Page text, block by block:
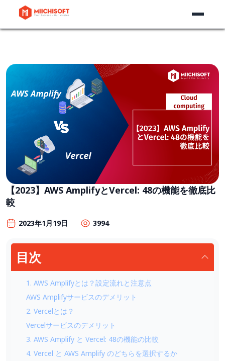
【2023】AWS AmplifyとVercel: 48の機能を徹底比
較
2023年1月19日 3994
目次
1. AWS Amplifyとは？設定流れと注意点
AWS Amplifyサービスのデメリット
2. Vercelとは？
Vercelサービスのデメリット
3. AWS Amplify と Vercel: 48の機能の比較
4. Vercel と AWS Amplify のどちらを選択するか